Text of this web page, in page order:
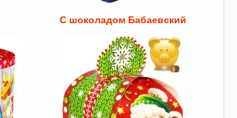
С шоколадом Бабаевский